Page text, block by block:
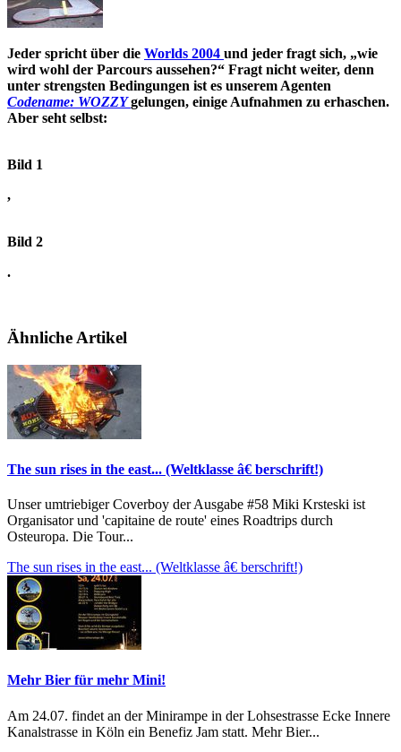
Jeder spricht über die Worlds 2004 und jeder fragt sich, „wie
wird wohl der Parcours aussehen?“ Fragt nicht weiter, denn
unter strengsten Bedingungen ist es unserem Agenten
Codename: WOZZYgelungen, einige Aufnahmen zu erhaschen.
Aber seht selbst:
Bild 1
,
Bild 2
.
Ähnliche Artikel
The sun rises in the east... (Weltklasse â€ berschrift!)
Unser umtriebiger Coverboy der Ausgabe #58 Miki Krsteski ist
Organisator und 'capitaine de route' eines Roadtrips durch
Osteuropa. Die Tour...
The sun rises in the east... (Weltklasse â€ berschrift!)
Mehr Bier für mehr Mini!
Am 24.07. findet an der Minirampe in der Lohsestrasse Ecke Innere
Kanalstrasse in Köln ein Benefiz Jam statt. Mehr Bier...